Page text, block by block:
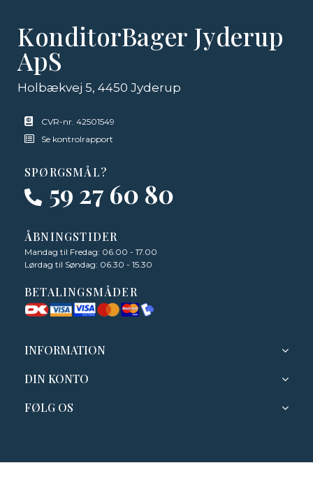
KonditorBager Jyderup
ApS
Holbækvej 5, 4450 Jyderup
CVR-nr. 42501549
Se kontrolrapport
SPØRGSMÅL?
59 27 60 80
ÅBNINGSTIDER
Mandag til Fredag: 06.00 - 17.00
Lørdag til Søndag: 06.30 - 15.30
BETALINGSMÅDER
INFORMATION
DIN KONTO
FØLG OS